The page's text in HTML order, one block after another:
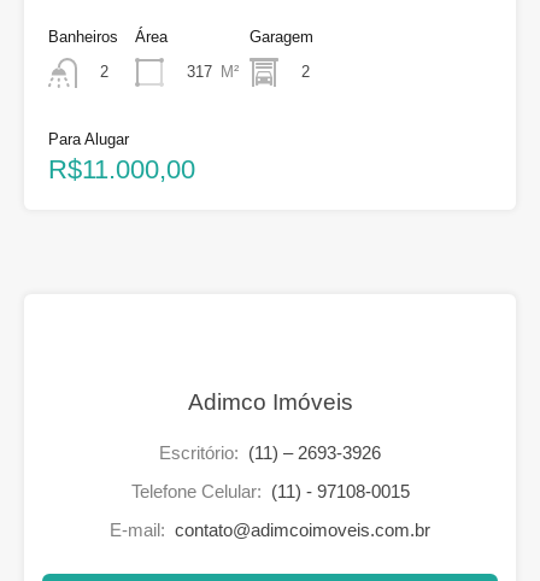
Banheiros
2
Área
317 M²
Garagem
2
Para Alugar
R$11.000,00
Adimco Imóveis
Escritório: (11) – 2693-3926
Telefone Celular: (11) - 97108-0015
E-mail: contato@adimcoimoveis.com.br